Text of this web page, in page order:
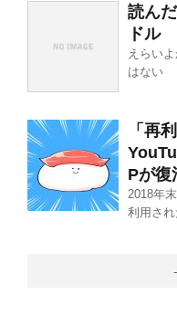
読ん
ドル
えらい
はない
「再
Pが復
2018年
利用さ